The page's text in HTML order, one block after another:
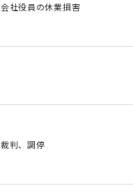
会社役員の休業損害
裁判、調停